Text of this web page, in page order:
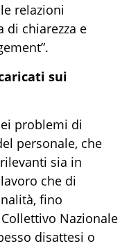
relazioni
di chiarezza e
sui
problemi di
personale, che
sia in
che di
fino
Nazionale
disattesi o